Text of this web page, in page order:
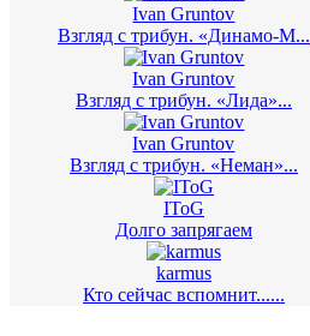
Ivan Gruntov
Взгляд с трибун. «Динамо-М...
Ivan Gruntov
Взгляд с трибун. «Лида»...
Ivan Gruntov
Взгляд с трибун. «Неман»...
IToG
Долго запрягаем
karmus
Кто сейчас вспомнит......